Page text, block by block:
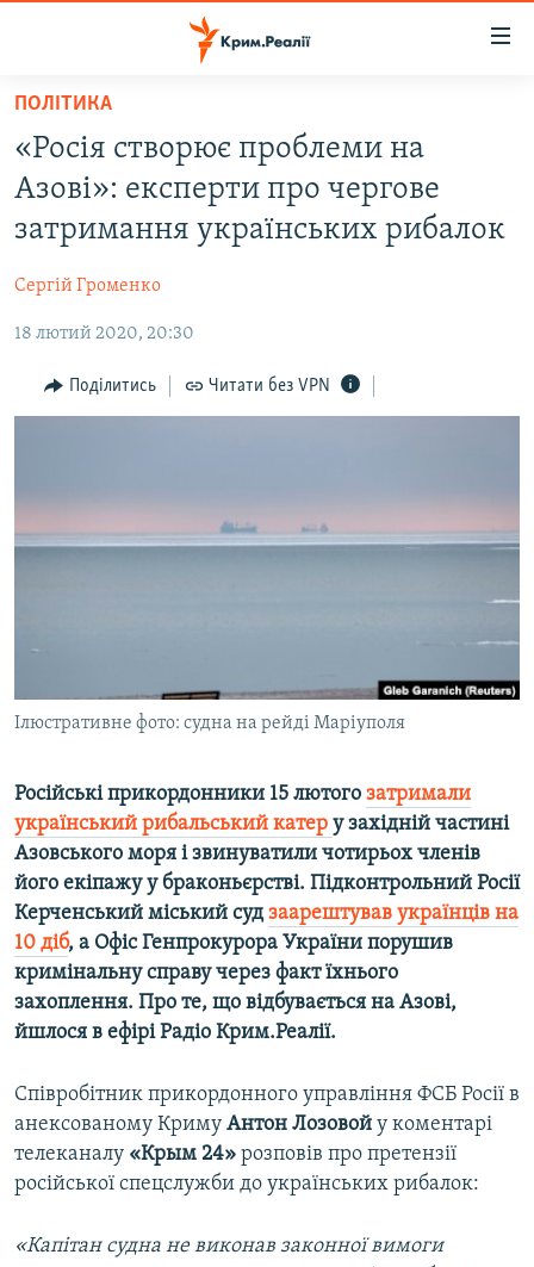
Перейти
основного
матеріалу
до
основної
навігації
Перейти
пошуку
БЛОГИ
ПОГЛЯД
ІНТЕРВ'Ю
ЯК ОБІЙТИ БЛОКУВАННЯ
Усі сайти RFE/RL
ПОЛІТИКА
«Росія створює проблеми на
Азові»: експерти про чергове
затримання українських рибалок
Сергій Громенко
18 лютий 2020, 20:30
Поділитись Читати без VPN
Ілюстративне фото: судна на рейді Маріуполя
Російські прикордонники 15 лютого затримали
український рибальський катер у західній частині
Азовського моря і звинуватили чотирьох членів
його екіпажу у браконьєрстві. Підконтрольний Росії
Керченський міський судзаарештував українців на
10 діб, а Офіс Генпрокурора України порушив
кримінальну справу через факт їхнього
захоплення. Про те, що відбувається на Азові,
йшлося в ефірі Радіо Крим.Реалії.
Співробітник прикордонного управління ФСБ Росії в
анексованому Криму Антон Лозовой у коментарі
телеканалу «Крым 24» розповів про претензії
російської спецслужби до українських рибалок:
«Капітан судна не виконав законної вимоги